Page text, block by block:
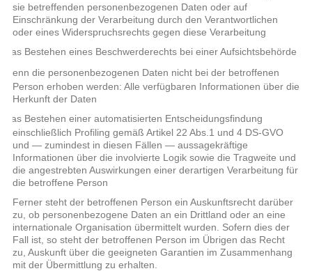
sie betreffenden personenbezogenen Daten oder auf
Einschränkung der Verarbeitung durch den Verantwortlichen
oder eines Widerspruchsrechts gegen diese Verarbeitung
das Bestehen eines Beschwerderechts bei einer Aufsichtsbehörde
wenn die personenbezogenen Daten nicht bei der betroffenen
Person erhoben werden: Alle verfügbaren Informationen über die
Herkunft der Daten
das Bestehen einer automatisierten Entscheidungsfindung
einschließlich Profiling gemäß Artikel 22 Abs.1 und 4 DS-GVO
und — zumindest in diesen Fällen — aussagekräftige
Informationen über die involvierte Logik sowie die Tragweite und
die angestrebten Auswirkungen einer derartigen Verarbeitung für
die betroffene Person
Ferner steht der betroffenen Person ein Auskunftsrecht darüber
zu, ob personenbezogene Daten an ein Drittland oder an eine
internationale Organisation übermittelt wurden. Sofern dies der
Fall ist, so steht der betroffenen Person im Übrigen das Recht
zu, Auskunft über die geeigneten Garantien im Zusammenhang
mit der Übermittlung zu erhalten.